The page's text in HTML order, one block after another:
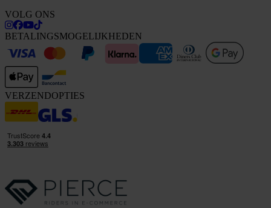
VOLG ONS
BETALINGSMOGELIJKHEDEN
VERZENDOPTIES